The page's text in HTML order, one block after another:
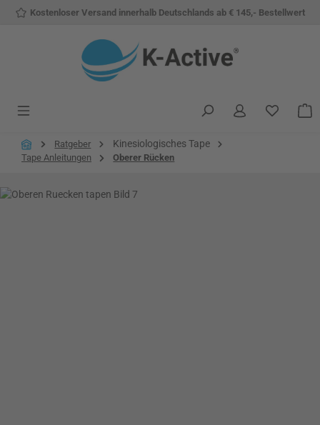
Zum Hauptinhalt springen
Kostenloser Versand innerhalb Deutschlands ab € 145,- Bestellwert
Du
Ratgeber Kinesiologisches Tape
Tape Anleitungen Oberer Rücken